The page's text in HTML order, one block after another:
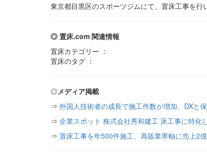
東京都目黒区のスポーツジムにて、置床工事を行
◎ 置床.com 関連情報
置床カテゴリー ：
置床のタグ ：
◎メディア掲載
⇒ 外国人技術者の成長で施工件数が増加、DXと
⇒ 企業スポット 株式会社秀和建工 床工事に特化
⇒ 置床工事を年500件施工、再販業界軸に売上2